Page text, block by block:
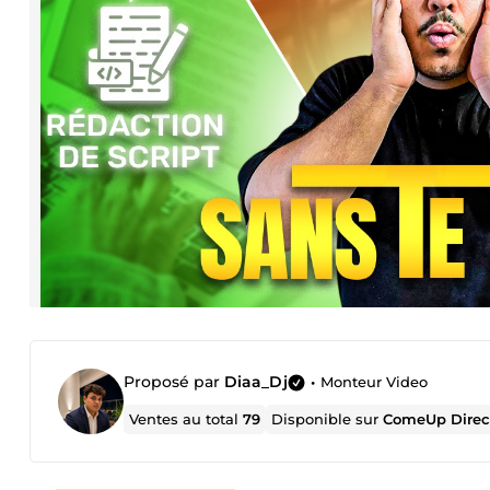
Proposé par Diaa_Dj • Monteur Video
Ventes au total79 Disponible surComeUp